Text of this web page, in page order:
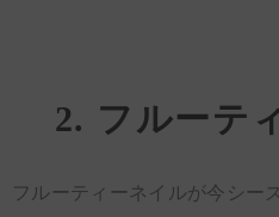
2. フルーテ
フルーティーネイルが今シー